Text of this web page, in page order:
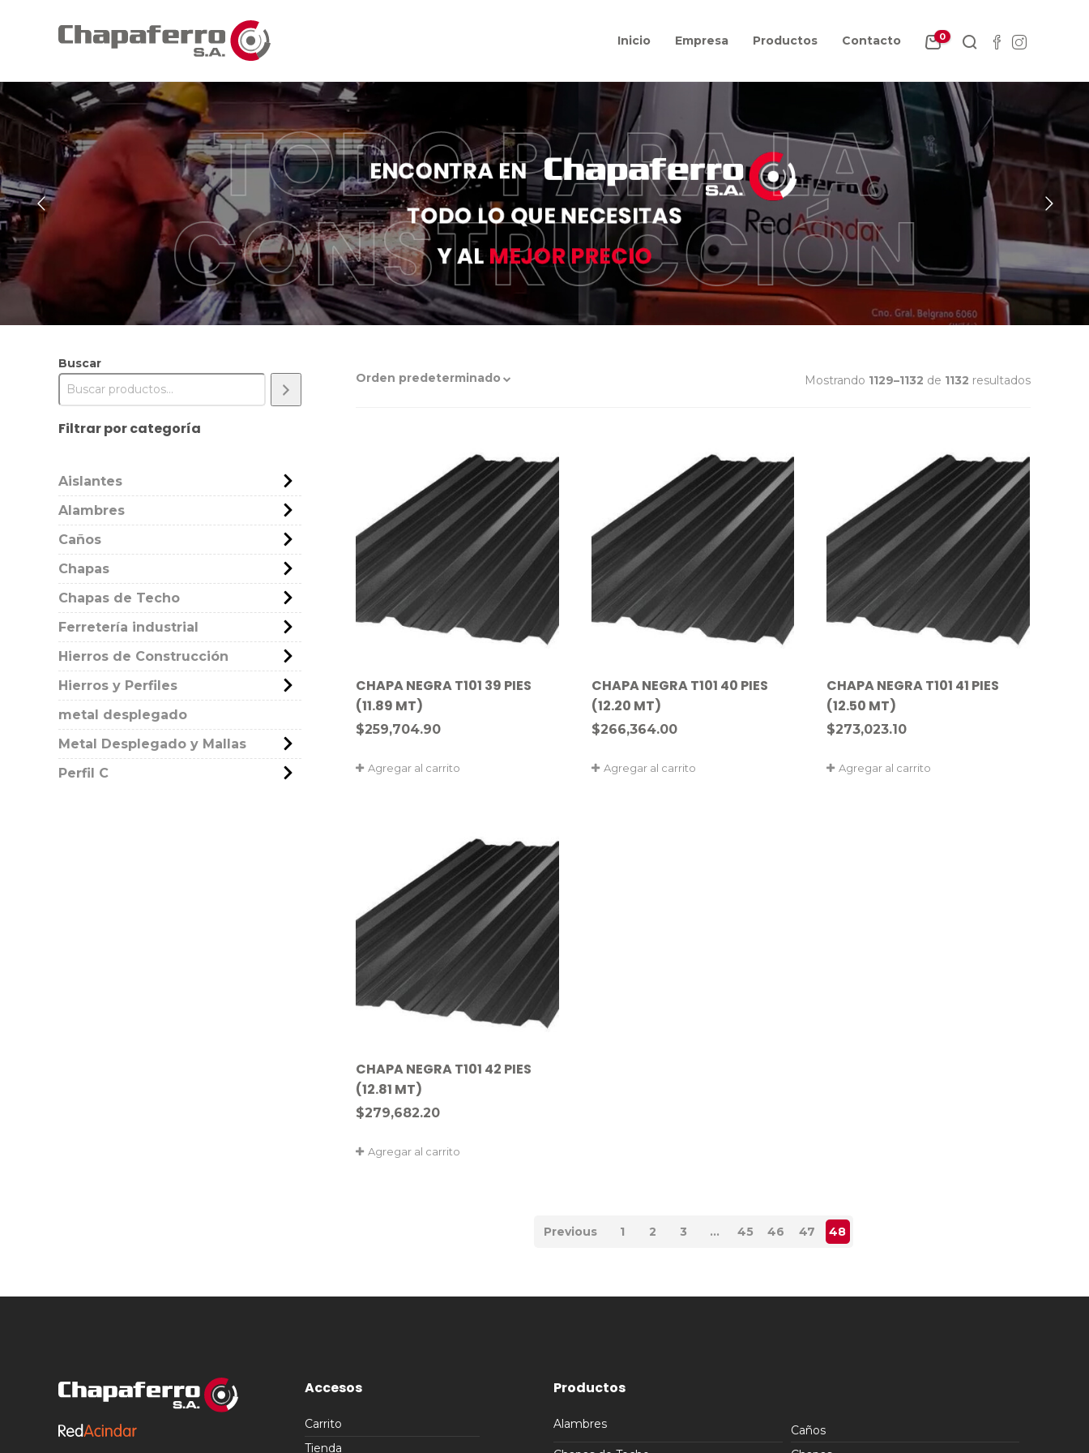
Inicio Empresa Productos Contacto 0
Mostrando 1129–1132 de 1132 resultados
Orden predeterminado
CHAPA NEGRA T101 39 PIES
(11.89 MT)
$259,704.90
Agregar al carrito
CHAPA NEGRA T101 40 PIES
(12.20 MT)
$266,364.00
Agregar al carrito
CHAPA NEGRA T101 41 PIES
(12.50 MT)
$273,023.10
Agregar al carrito
CHAPA NEGRA T101 42 PIES
(12.81 MT)
$279,682.20
Agregar al carrito
Previous 1 2 3 … 45 46 47 48
Buscar
Filtrar por categoría
Aislantes
Alambres
Caños
Chapas
Chapas de Techo
Ferretería industrial
Hierros de Construcción
Hierros y Perfiles
metal desplegado
Metal Desplegado y Mallas
Perfil C
Accesos
Carrito
Tienda
Productos
Alambres
Caños